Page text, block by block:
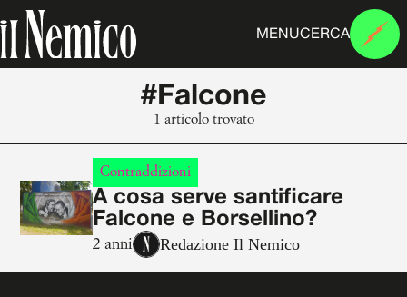
MENUCERCA
#Falcone
1 articolo trovato
Contraddizioni
A cosa serve santificare
Falcone e Borsellino?
2 anni Redazione Il Nemico